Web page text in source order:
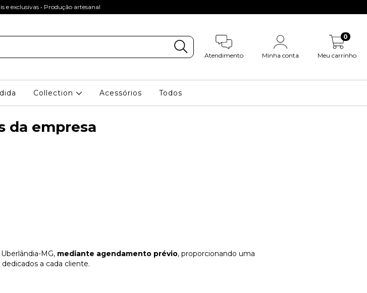
e exclusivas • Produção artesanal
Atendimento Minha conta Meu carrinho
0
Collection Acessórios Todos
da empresa
MG, mediante agendamento prévio, proporcionando uma
a cada cliente.